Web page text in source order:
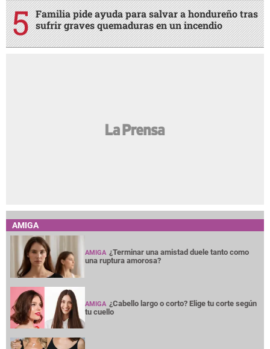
Familia pide ayuda para salvar a hondureño tras
sufrir graves quemaduras en un incendio
AMIGA
AMIGA ¿Terminar una amistad duele tanto como
una ruptura amorosa?
AMIGA ¿Cabello largo o corto? Elige tu corte según
tu cuello